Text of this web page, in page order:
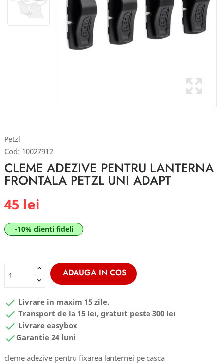
Petzl
Cod: 10027912
CLEME ADEZIVE PENTRU LANTERNA
FRONTALA PETZL UNI ADAPT
45 lei
-10% clienti fideli
ADAUGA IN COS
 Livrare in maxim 15 zile.
 Transport de la 15 lei, gratuit peste 300 lei
 Livrare easybox
 Garantie 24 luni
cleme adezive pentru fixarea lanternei pe casca